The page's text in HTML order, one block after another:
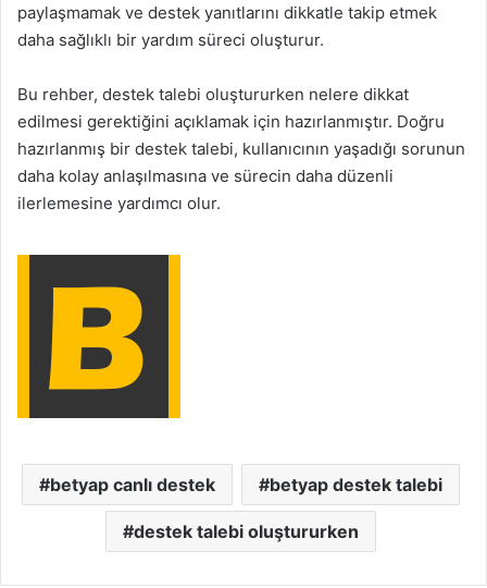
paylaşmamak ve destek yanıtlarını dikkatle takip etmek
daha sağlıklı bir yardım süreci oluşturur.
Bu rehber, destek talebi oluştururken nelere dikkat
edilmesi gerektiğini açıklamak için hazırlanmıştır. Doğru
hazırlanmış bir destek talebi, kullanıcının yaşadığı sorunun
daha kolay anlaşılmasına ve sürecin daha düzenli
ilerlemesine yardımcı olur.
betyap canlı destek betyap destek talebi
destek talebi oluştururken